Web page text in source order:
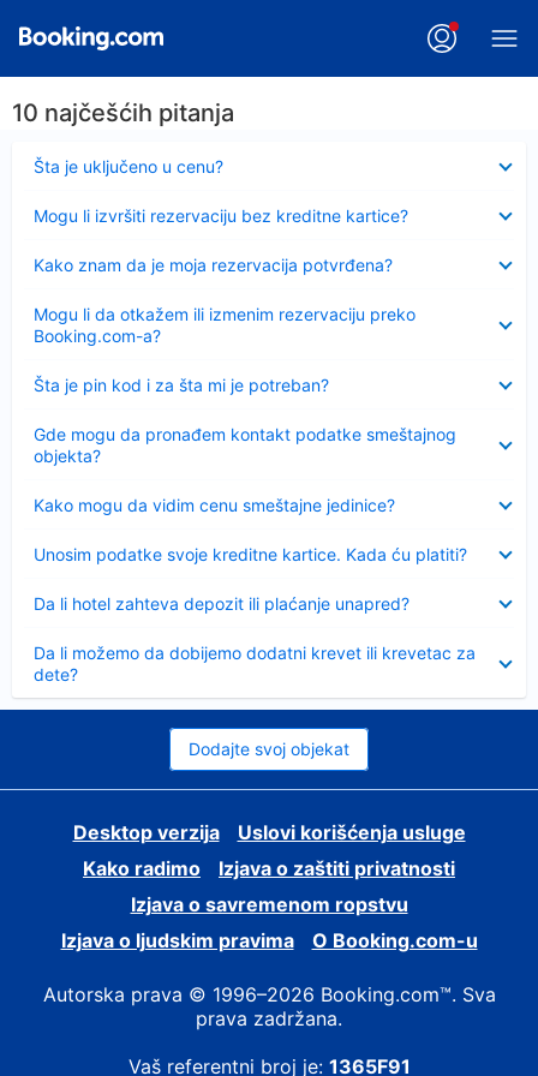
10 najčešćih pitanja
Šta je uključeno u cenu?
Sažeto
Mogu li izvršiti rezervaciju bez kreditne kartice?
Kako znam da je moja rezervacija potvrđena?
Mogu li da otkažem ili izmenim rezervaciju preko
Booking.com-a?
Šta je pin kod i za šta mi je potreban?
Sažeto
Gde mogu da pronađem kontakt podatke smeštajnog
objekta?
Kako mogu da vidim cenu smeštajne jedinice?
Unosim podatke svoje kreditne kartice. Kada ću platiti?
Da li hotel zahteva depozit ili plaćanje unapred?
Da li možemo da dobijemo dodatni krevet ili krevetac za
dete?
Dodajte svoj objekat
Desktop verzija
Uslovi korišćenja usluge
Kako radimo
Izjava o zaštiti privatnosti
Izjava o savremenom ropstvu
Izjava o ljudskim pravima
О Booking.com-u
Autorska prava © 1996–2026 Booking.com™. Sva
prava zadržana.
Vaš referentni broj je: 1365F91